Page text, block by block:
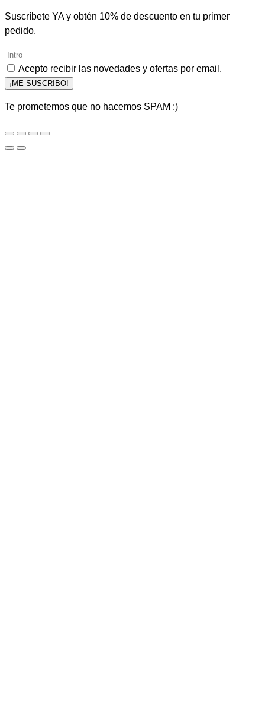
Suscríbete YA y obtén 10% de descuento en tu primer
pedido.
Acepto recibir las novedades y ofertas por email.
¡ME SUSCRIBO!
Te prometemos que no hacemos SPAM :)